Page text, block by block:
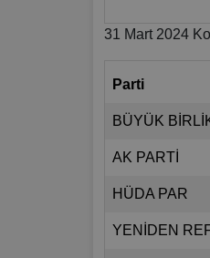
31 Mart 2024
Parti
BÜYÜK
AK PARTİ
HÜDA PAR
YENİDEN